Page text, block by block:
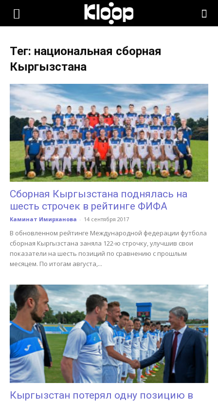
KLOOP.KG
Новости
Кыргызстана
Тег: национальная сборная
Кыргызстана
Сборная Кыргызстана поднялась на
шесть строчек в рейтинге ФИФА
Каминат Имирханова - 14 сентября 2017
В обновленном рейтинге Международной федерации футбола
сборная Кыргызстана заняла 122-ю строчку, улучшив свои
показатели на шесть позиций по сравнению с прошлым
месяцем. По итогам августа,...
Кыргызстан потерял одну позицию в